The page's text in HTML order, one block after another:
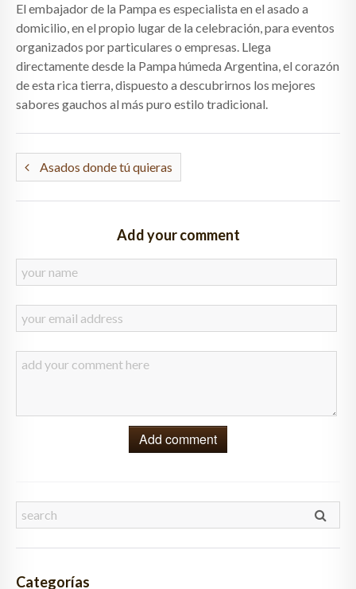
El embajador de la Pampa es especialista en el asado a
domicilio, en el propio lugar de la celebración, para eventos
organizados por particulares o empresas. Llega
directamente desde la Pampa húmeda Argentina, el corazón
de esta rica tierra, dispuesto a descubrirnos los mejores
sabores gauchos al más puro estilo tradicional.
Asados donde tú quieras
Add your comment
Add comment
Categorías